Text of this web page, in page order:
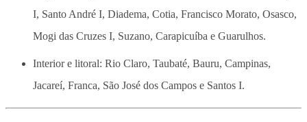
I, Santo André I, Diadema, Cotia, Francisco Morato, Osasco,
Mogi das Cruzes I, Suzano, Carapicuíba e Guarulhos.
Interior e litoral: Rio Claro, Taubaté, Bauru, Campinas,
Jacareí, Franca, São José dos Campos e Santos I.